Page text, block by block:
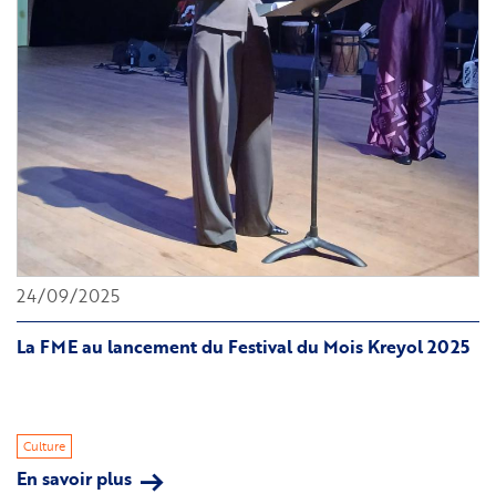
La FME au lancement du Festival du Mois Kreyol 2025
Culture
24/09/2025
En savoir plus sur